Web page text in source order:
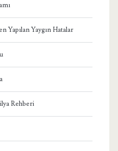
Yapılan Yaygın Hatalar
Rehberi